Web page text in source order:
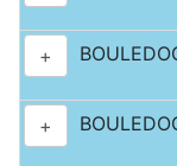
+
+